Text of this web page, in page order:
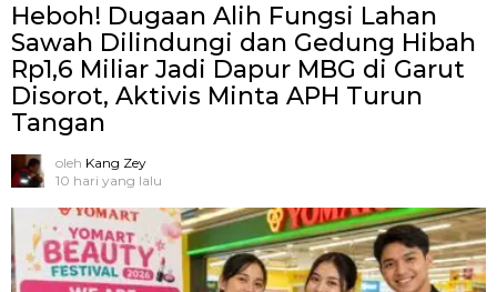
Heboh! Dugaan Alih Fungsi Lahan
Sawah Dilindungi dan Gedung Hibah
Rp1,6 Miliar Jadi Dapur MBG di Garut
Disorot, Aktivis Minta APH Turun
Tangan
oleh Kang Zey
10 hari yang lalu